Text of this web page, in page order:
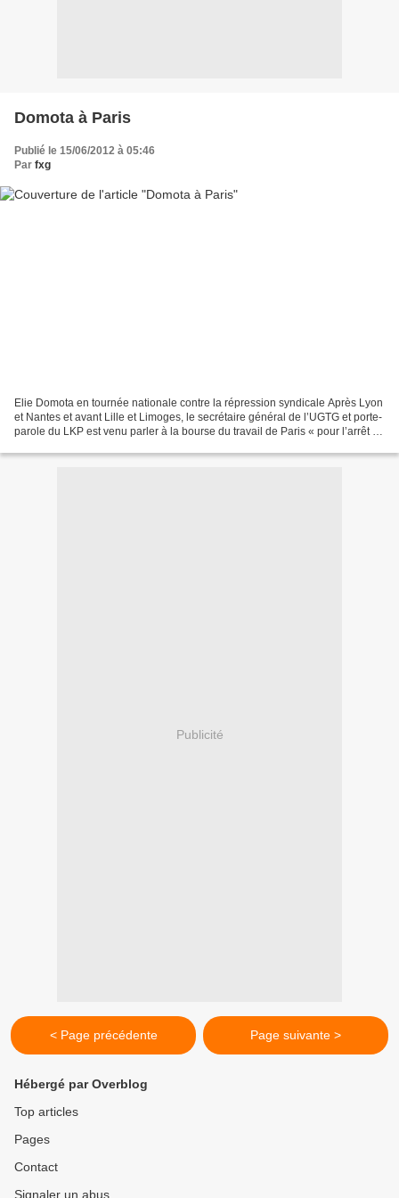
Domota à Paris
Publié le 15/06/2012 à 05:46
Par fxg
Elie Domota en tournée nationale contre la répression syndicale Après Lyon
et Nantes et avant Lille et Limoges, le secrétaire général de l’UGTG et porte-
parole du LKP est venu parler à la bourse du travail de Paris « pour l’arrêt de
Publicité
< Page précédente Page suivante >
Hébergé par Overblog
Top articles
Pages
Contact
Signaler un abus